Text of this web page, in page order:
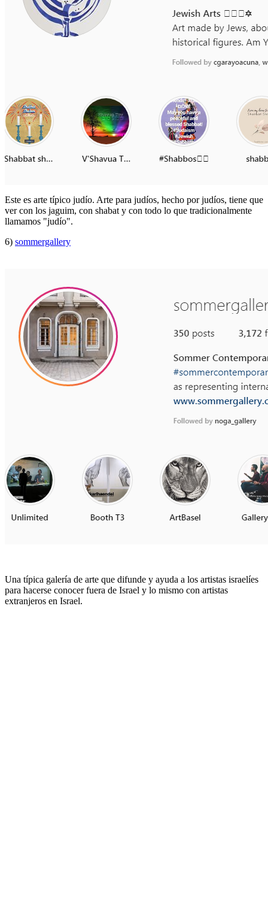
Este es arte típico judío. Arte para judíos, hecho por judíos, tiene que
ver con los jaguim, con shabat y con todo lo que tradicionalmente
llamamos "judío".
6) sommergallery
Una típica galería de arte que difunde y ayuda a los artistas israelíes
para hacerse conocer fuera de Israel y lo mismo con artistas
extranjeros en Israel.